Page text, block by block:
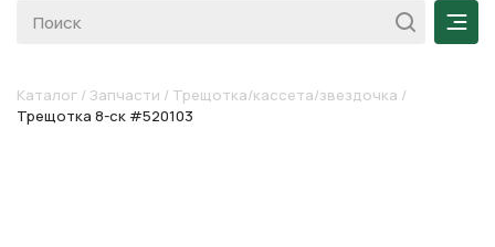
Каталог / Запчасти / Трещотка/кассета/звездочка /
Трещотка 8-ск #520103